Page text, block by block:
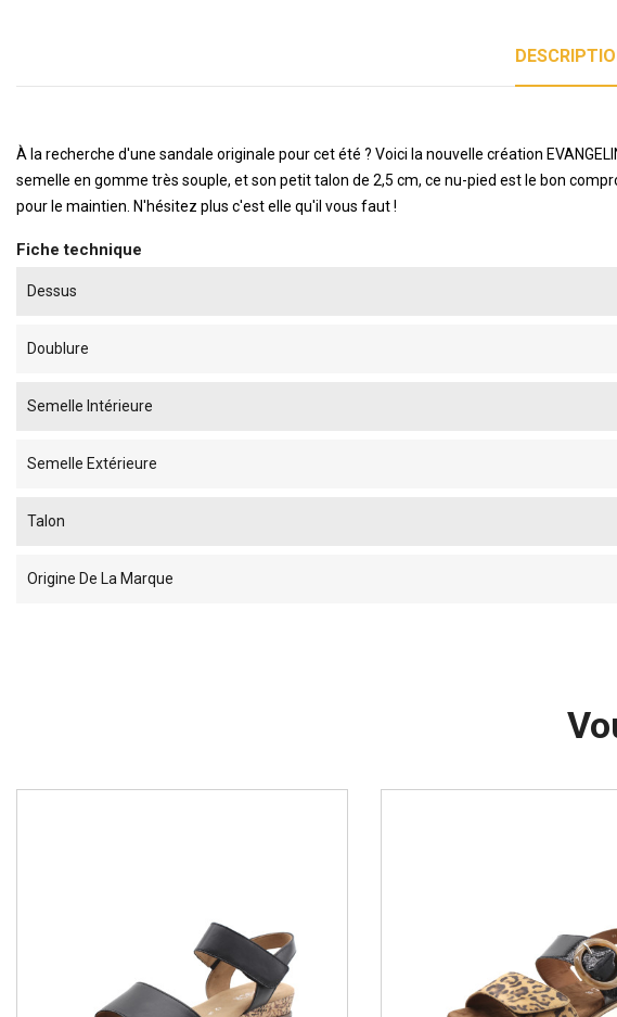
À la recherche d'une sandale originale pour cet été ? Voici la nouvelle création
semelle en gomme très souple, et son petit talon de 2,5 cm, ce nu-pied est le bon
pour le maintien. N'hésitez plus c'est elle qu'il vous faut !
Fiche technique
Dessus
Doublure
Semelle Intérieure
Semelle Extérieure
Talon
Origine De La Marque